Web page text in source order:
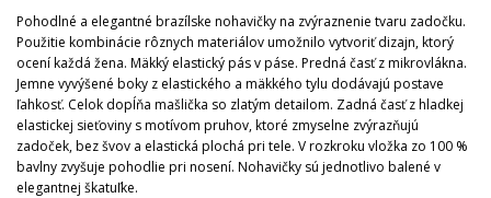
Pohodlné a elegantné brazílske nohavičky na zvýraznenie tvaru zadočku.
Použitie kombinácie rôznych materiálov umožnilo vytvoriť dizajn, ktorý
ocení každá žena. Mäkký elastický pás v páse. Predná časť z mikrovlákna.
Jemne vyvýšené boky z elastického a mäkkého tylu dodávajú postave
ľahkosť. Celok dopĺňa mašlička so zlatým detailom. Zadná časť z hladkej
elastickej sieťoviny s motívom pruhov, ktoré zmyselne zvýrazňujú
zadoček, bez švov a elastická plochá pri tele. V rozkroku vložka zo 100 %
bavlny zvyšuje pohodlie pri nosení. Nohavičky sú jednotlivo balené v
elegantnej škatuľke.